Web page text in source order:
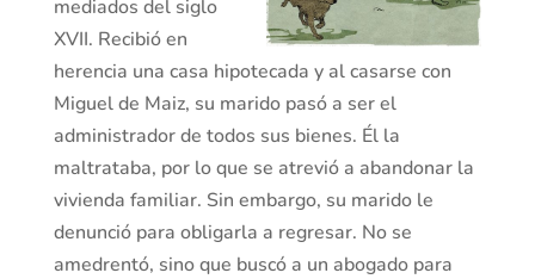
mediados del siglo
XVII. Recibió en
herencia una casa hipotecada y al casarse con
Miguel de Maiz, su marido pasó a ser el
administrador de todos sus bienes. Él la
maltrataba, por lo que se atrevió a abandonar la
vivienda familiar. Sin embargo, su marido le
denunció para obligarla a regresar. No se
amedrentó, sino que buscó a un abogado para